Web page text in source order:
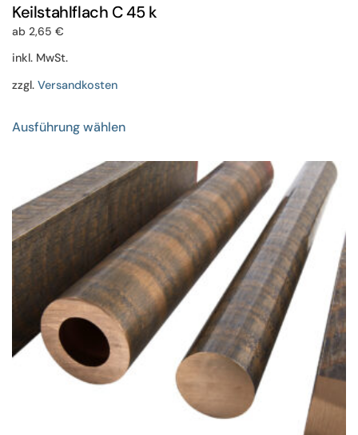
Keilstahlflach C 45 k
ab 2,65 €
inkl. MwSt.
zzgl. Versandkosten
Ausführung wählenProdukt
mehrere
Varianten
auf.
Die
Optionen
können
auf
der
Produktseite
gewählt
werden